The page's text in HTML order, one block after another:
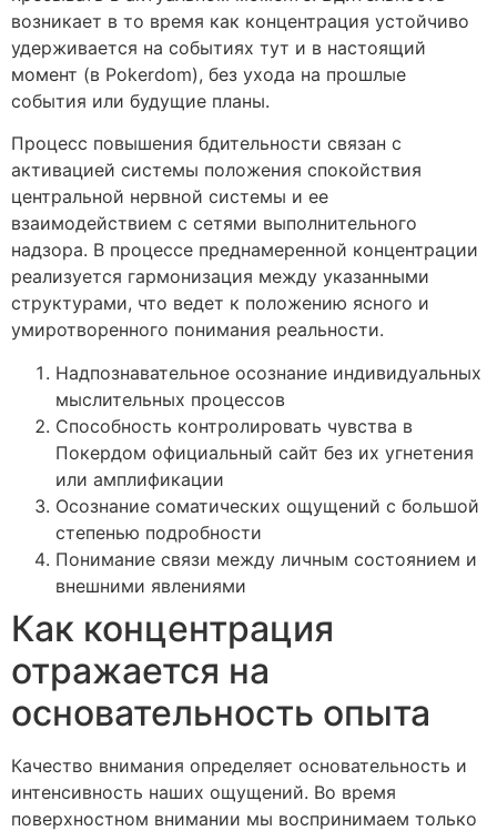
возникает в то время как концентрация устойчиво
удерживается на событиях тут и в настоящий
момент (в Pokerdom), без ухода на прошлые
события или будущие планы.
Процесс повышения бдительности связан с
активацией системы положения спокойствия
центральной нервной системы и ее
взаимодействием с сетями выполнительного
надзора. В процессе преднамеренной концентрации
реализуется гармонизация между указанными
структурами, что ведет к положению ясного и
умиротворенного понимания реальности.
Надпознавательное осознание индивидуальных
мыслительных процессов
Способность контролировать чувства в
Покердом официальный сайт без их угнетения
или амплификации
Осознание соматических ощущений с большой
степенью подробности
Понимание связи между личным состоянием и
внешними явлениями
Как концентрация
отражается на
основательность опыта
Качество внимания определяет основательность и
интенсивность наших ощущений. Во время
поверхностном внимании мы воспринимаем только